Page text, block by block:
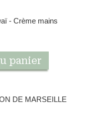
- Crème mains
panier
DE MARSEILLE